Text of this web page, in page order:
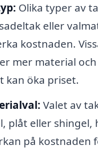
Olika typer av
eller
kostnaden.
mer material
kan öka priset.
Valet av
plåt eller shingel,
på kostnaden